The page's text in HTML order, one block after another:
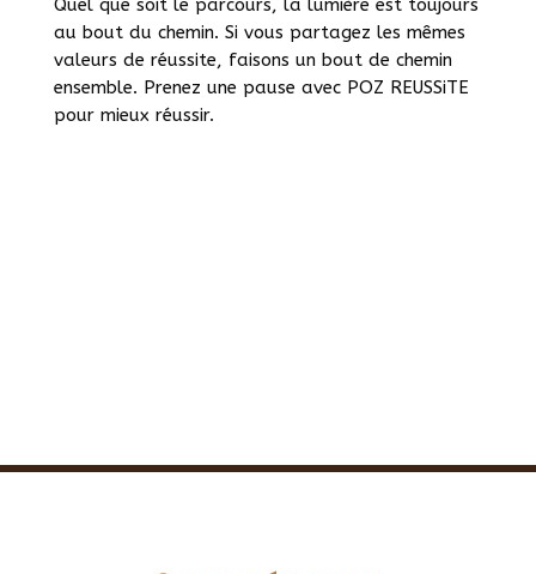
Quel que soit le parcours, la lumière est toujours
au bout du chemin. Si vous partagez les mêmes
valeurs de réussite, faisons un bout de chemin
ensemble. Prenez une pause avec POZ REUSSiTE
pour mieux réussir.